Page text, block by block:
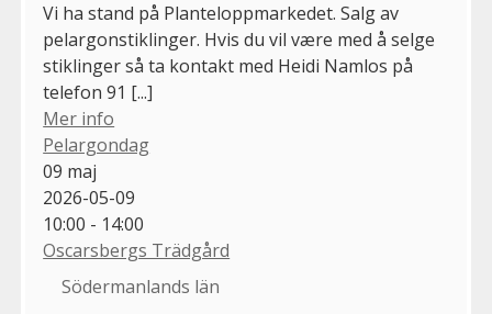
Vi ha stand på Planteloppmarkedet. Salg av
pelargonstiklinger. Hvis du vil være med å selge
stiklinger så ta kontakt med Heidi Namlos på
telefon 91 [...]
Mer info
Pelargondag
09 maj
2026-05-09
10:00 - 14:00
Oscarsbergs Trädgård
Södermanlands län